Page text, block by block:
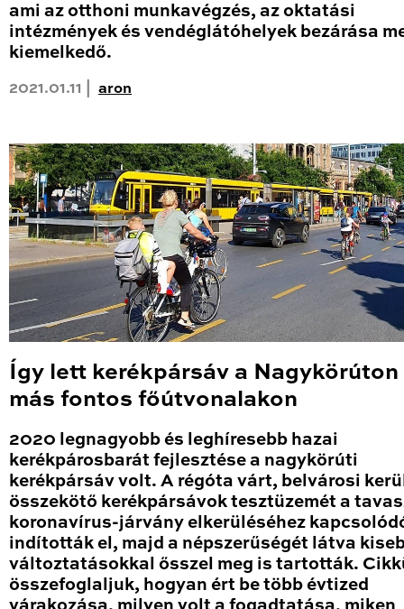
ami az otthoni munkavégzés, az oktatási
intézmények és vendéglátóhelyek bezárása
kiemelkedő.
2021.01.11 | aron
Így lett kerékpársáv a Nagykörúton
más fontos főútvonalakon
2020 legnagyobb és leghíresebb hazai
kerékpárosbarát fejlesztése a nagykörúti
kerékpársáv volt. A régóta várt, belvárosi
összekötő kerékpársávok tesztüzemét a
koronavírus-járvány elkerüléséhez
indították el, majd a népszerűségét látva
változtatásokkal ősszel meg is tartották.
összefoglaljuk, hogyan ért be több évtized